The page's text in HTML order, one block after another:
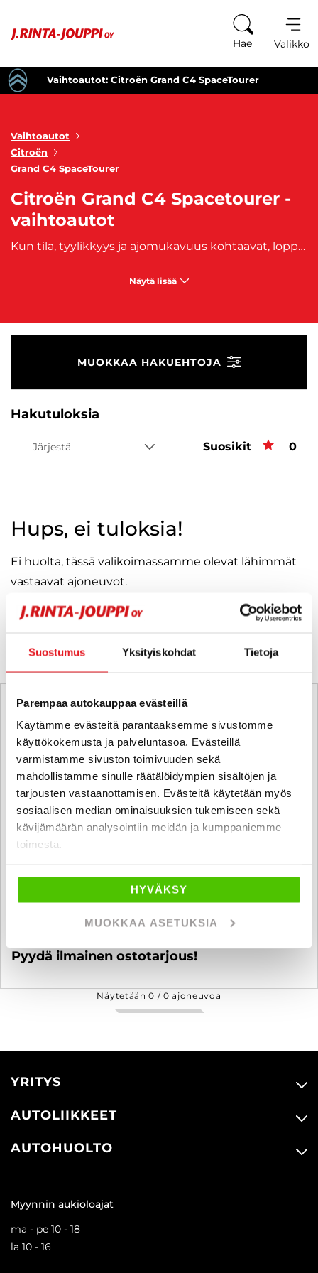
Suostumus Yksityiskohdat Tietoja
Parempaa autokauppaa evästeillä
Käytämme evästeitä parantaaksemme sivustomme
käyttökokemusta ja palveluntasoa. Evästeillä
varmistamme sivuston toimivuuden sekä
mahdollistamme sinulle räätälöidympien sisältöjen ja
tarjousten vastaanottamisen. Evästeitä käytetään myös
sosiaalisen median ominaisuuksien tukemiseen sekä
kävijämäärän analysointiin meidän ja kumppaniemme
toimesta.
HYVÄKSY
MUOKKAA ASETUKSIA
Hae Valikko
Vaihtoautot: Citroën Grand C4 SpaceTourer
Vaihtoautot
Citroën
Grand C4 SpaceTourer
Citroën Grand C4 Spacetourer -
vaihtoautot
Kun tila, tyylikkyys ja ajomukavuus kohtaavat, lopputuloksena on Grand C4 SpaceTourer. Tämä Citroënin
Näytä lisää
MUOKKAA HAKUEHTOJA
Hakutuloksia
Järjestä Suosikit 0
Hups, ei tuloksia!
Ei huolta, tässä valikoimassamme olevat lähimmät
vastaavat ajoneuvot.
KATSO VASTAAVANLAISET AUTOT
Pyydä ilmainen ostotarjous!
Näytetään0 /0 ajoneuvoa
YRITYS
AUTOLIIKKEET
AUTOHUOLTO
Myynnin aukioloajat
ma - pe 10 - 18
la 10 - 16